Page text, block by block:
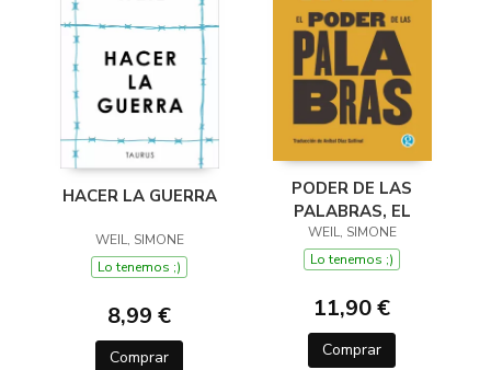
HACER LA GUERRA
WEIL, SIMONE
Lo tenemos ;)
8,99 €
Comprar
PODER DE LAS
PALABRAS, EL
WEIL, SIMONE
Lo tenemos ;)
11,90 €
Comprar